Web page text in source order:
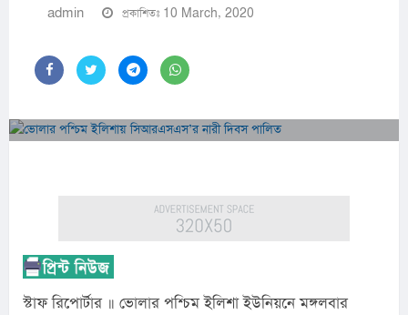
admin প্রকাশিতঃ 10 March, 2020
স্টাফ রিপোর্টার ॥ ভোলার পশ্চিম ইলিশা ইউনিয়নে মঙ্গলবার